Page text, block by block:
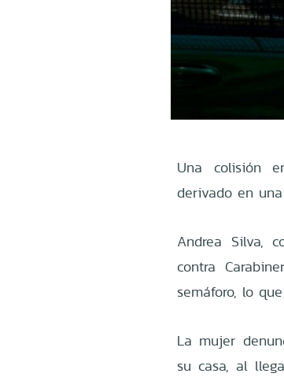
Una colisión
derivado en
Andrea Silva,
contra
semáforo, lo
La mujer
su casa, al